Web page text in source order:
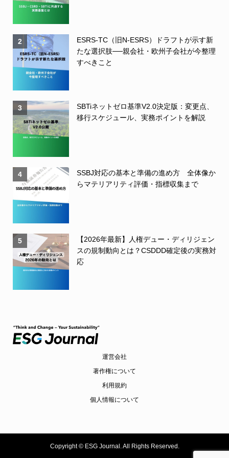
2
ESRS-TC（旧N-ESRS）ドラフトが示す新
たな選択肢──親会社・欧州子会社が今整理
すべきこと
3
SBTiネットゼロ基準V2.0決定版：変更点、
移行スケジュール、実務ポイントを解説
4
SSBJ対応の基本と準備の進め方 全体像か
らマテリアリティ評価・指標収集まで
5
【2026年最新】人権デュー・ディリジェン
スの規制動向とは？CSDDD確定後の実務対
応
運営会社
著作権について
利用規約
個人情報について
Copyright ©ESG Journal. All Rights Reserved.